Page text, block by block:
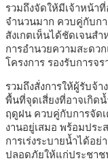
รวมถึงจัดให้มีเจ้าหน้า
จำนวนมาก ควบคู่กับกา
สังเกตเห็นได้ชัดเจนส
การอำนวยความสะดว
โครงการ รองรับการจ
รวมถึงสั่งการให้ผู้รับจ้
พื้นที่จุดเสี่ยงที่อาจเกิด
ฤดูฝน ควบคู่กับการจัด
งานอยู่เสมอ พร้อมปร
การเร่งระบายน้ำได้อ
ปลอดภัยให้แก่ประชา